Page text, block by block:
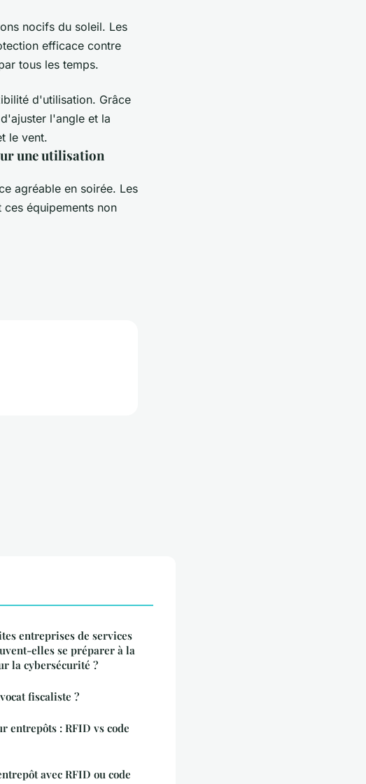
nocifs du soleil. Les
efficace contre
tous les temps.
d'utilisation. Grâce
l'angle et la
le vent.
une utilisation
agréable en soirée. Les
équipements non
entreprises de services
elles se préparer à la
la cybersécurité ?
fiscaliste ?
entrepôts : RFID vs code
avec RFID ou code